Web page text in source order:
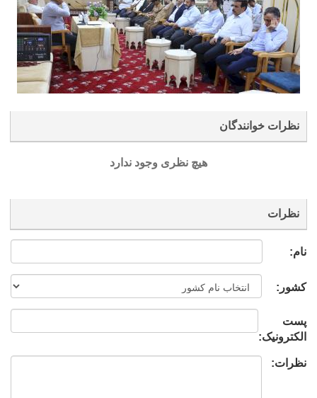
نظرات خوانندگان
هیچ نظری وجود ندارد
نظرات
نام:
کشور:
پست
الکترونیک:
نظرات: